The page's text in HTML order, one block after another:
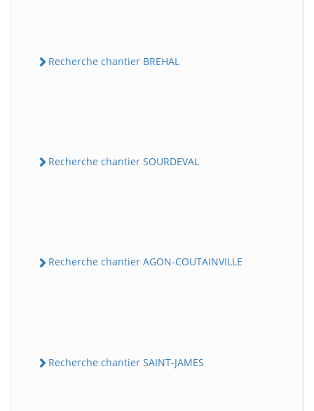
Recherche chantier BREHAL
Recherche chantier SOURDEVAL
Recherche chantier AGON-COUTAINVILLE
Recherche chantier SAINT-JAMES